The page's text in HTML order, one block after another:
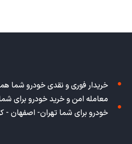
خریدار فوری و نقدی خودرو شما
معامله امن و خرید خودرو برای
خودرو برای شما تهران- اصفهان -